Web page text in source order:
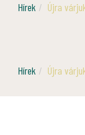
Hírek Újra
Hírek
Újra